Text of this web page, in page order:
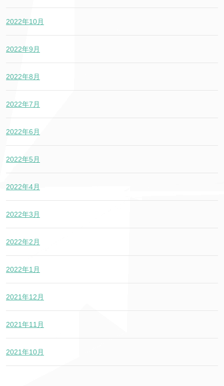
2022年10月
2022年9月
2022年8月
2022年7月
2022年6月
2022年5月
2022年4月
2022年3月
2022年2月
2022年1月
2021年12月
2021年11月
2021年10月